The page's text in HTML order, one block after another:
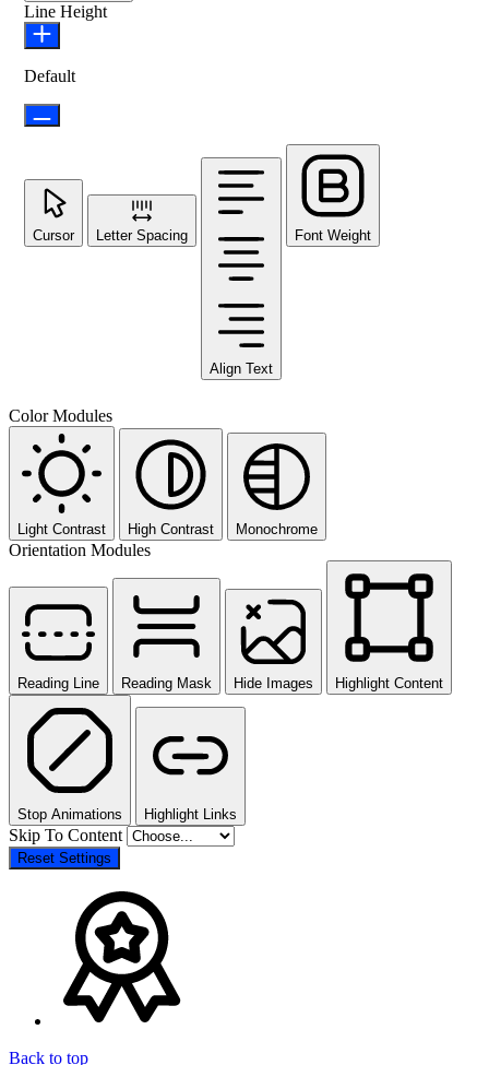
Line Height
Default
Cursor Letter Spacing
Align Text
Font Weight
Color Modules
Light Contrast High Contrast Monochrome
Orientation Modules
Reading Line Reading Mask Hide Images Highlight Content
Stop Animations Highlight Links
Skip To Content
Reset Settings
Back to top